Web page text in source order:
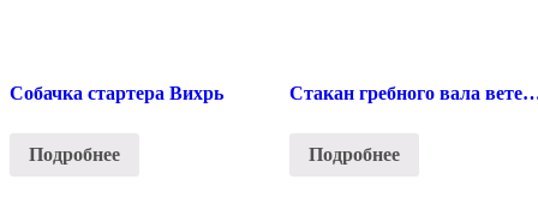
Собачка стартера Вихрь
Подробнее
Стакан гребного
Подробнее